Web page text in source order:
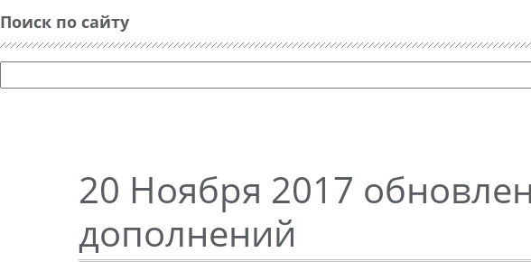
Поиск по сайту
20 Ноября 2017
дополнений